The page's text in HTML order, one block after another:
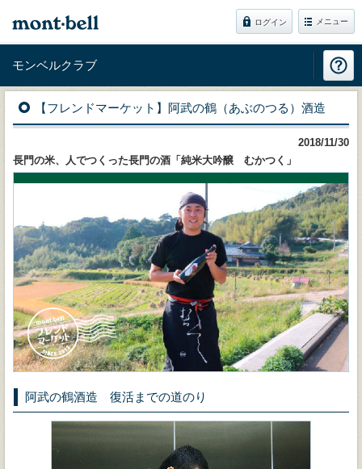
ログイン メニュー
モンベルクラブ
【フレンドマーケット】阿武の鶴（あぶのつる）酒造
2018/11/30
長門の米、人でつくった長門の酒「純米大吟醸 むかつく」
阿武の鶴酒造 復活までの道のり